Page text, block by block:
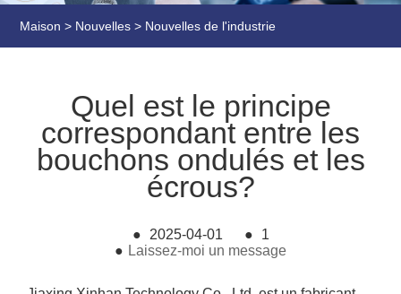
Maison > Nouvelles > Nouvelles de l'industrie
Quel est le principe
correspondant entre les
bouchons ondulés et les
écrous?
● 2025-04-01 ●
1
● Laissez-moi un message